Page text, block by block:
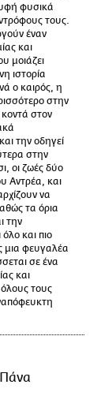
φυσικά
τους.
έναν
και
μοιάζει
ιστορία
ο καιρός, η
στην
στον
την οδηγεί
στην
οι ζωές δύο
Αντρέα, και
να
τα όρια
την
και πιο
μια φευγαλέα
σε ένα
και
τους